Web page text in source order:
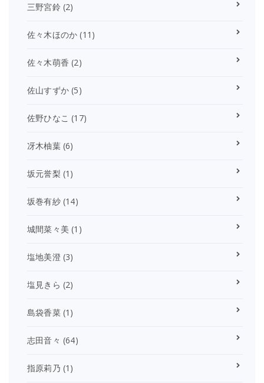
三野宮鈴(2)
佐々木ほのか (11)
佐々木萌香 (2)
佐山すずか (5)
佐野ひなこ (17)
冴木柚葉(6)
坂元誉梨 (1)
坂巻有紗(14)
城間菜々美 (1)
塩地美澄(3)
塩見きら (2)
島袋香菜(1)
志田音々 (64)
指原莉乃 (1)